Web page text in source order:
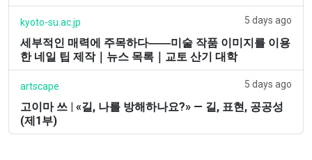
kyoto-su.ac.jp 5 days ago
세부적인 매력에 주목하다――미술 작품 이미지를 이용
한 네일 팁 제작｜뉴스 목록｜교토 산기 대학
artscape 5 days ago
고이마 쓰 | «길, 나를 방해하나요?» — 길, 표현, 공공성
(제1부)